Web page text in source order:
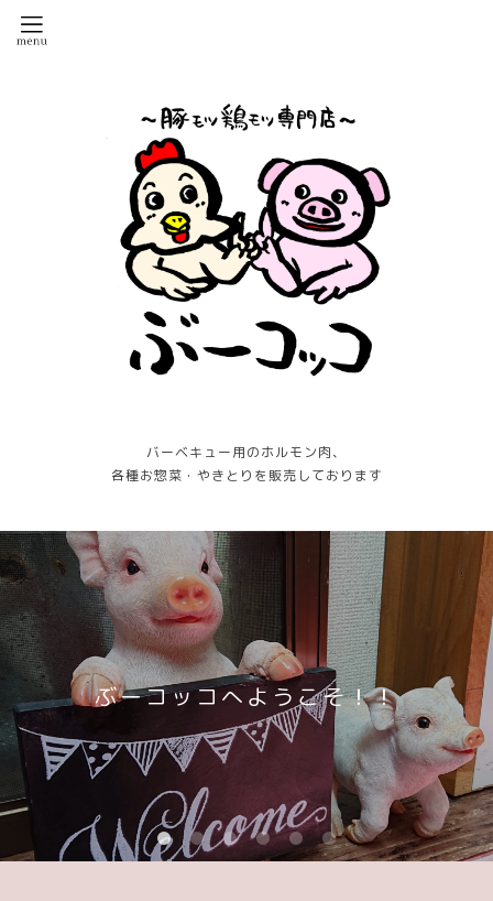
バーベキュー用のホルモン肉、
各種お惣菜・やきとりを販売しております
ぶーコッコへようこそ！！